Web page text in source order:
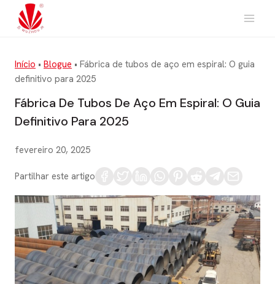
Saltar
Início • Blogue • Fábrica de tubos de aço em espiral: O guia
definitivo para 2025
Fábrica De Tubos De Aço Em Espiral: O Guia
Definitivo Para 2025
fevereiro 20, 2025
Partilhar este artigo